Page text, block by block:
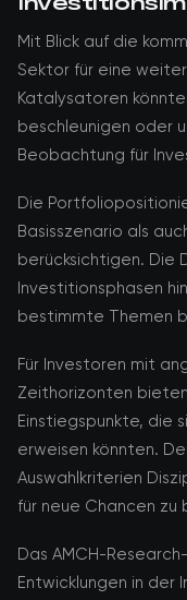
Mit Blick auf die
Sektor für eine
Katalysatoren
beschleunigen oder
Beobachtung für
Die
Basisszenario als
berücksichtigen. Die
Investitionsphasen
bestimmte Themen
Für Investoren mit
Zeithorizonten
Einstiegspunkte, die
erweisen könnten.
Auswahlkriterien
für neue Chancen zu
Das AMCH-
Entwicklungen in der